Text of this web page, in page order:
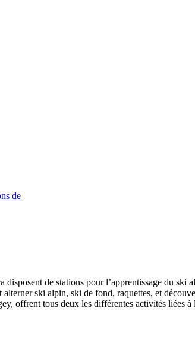
de
disposent de stations pour l’apprentissage du ski
ski alpin, ski de fond, raquettes, et
offrent tous deux les différentes activités liées